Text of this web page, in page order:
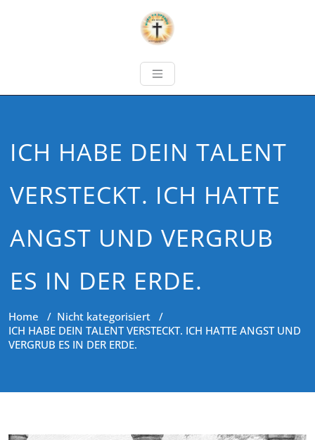
ICH HABE DEIN TALENT
VERSTECKT. ICH HATTE
ANGST UND VERGRUB
ES IN DER ERDE.
Home / Nicht kategorisiert /
ICH HABE DEIN TALENT VERSTECKT. ICH HATTE ANGST UND
VERGRUB ES IN DER ERDE.